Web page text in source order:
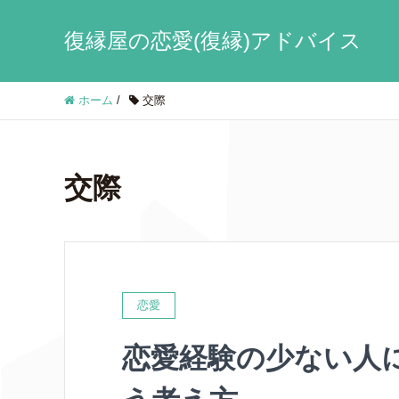
復縁屋の恋愛(復縁)アドバイス
ホーム / 交際
交際
恋愛
恋愛経験の少ない人